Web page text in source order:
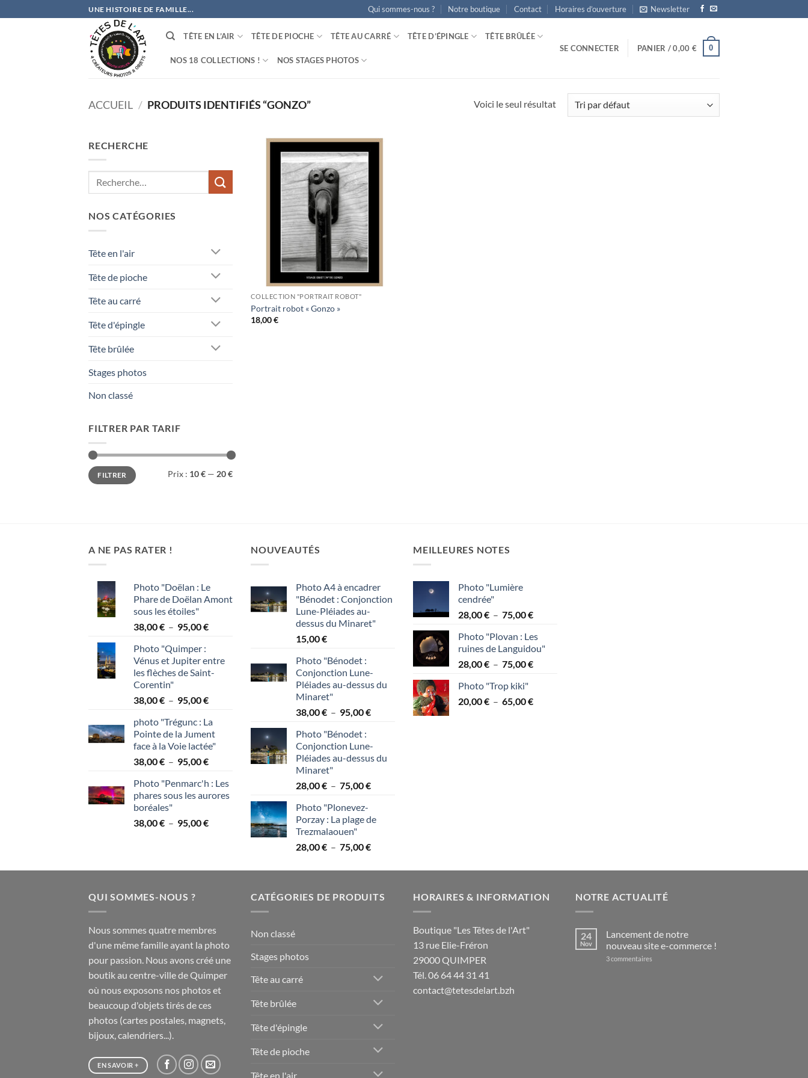
au
UNE HISTOIRE DE FAMILLE... Qui sommes-nous ? Notre boutique Contact Horaires d’ouverture Newsletter
TÊTE EN L’AIR TÊTE DE PIOCHE TÊTE AU CARRÉ TÊTE D’ÉPINGLE TÊTE BRÛLÉE
NOS 18 COLLECTIONS ! NOS STAGES PHOTOS
SE CONNECTER PANIER /0,00 € 0
ACCUEIL / PRODUITS IDENTIFIÉS “GONZO” Voici le seul résultat
RECHERCHE
NOS CATÉGORIES
Tête en l'air
Tête de pioche
Tête au carré
Tête d'épingle
Tête brûlée
Stages photos
Non classé
FILTRER PAR TARIF
Prix
min
Prix
maxFILTRER Prix : 10 € — 20 €
Ajouter
wishlist
COLLECTION "PORTRAIT ROBOT"
Portrait robot « Gonzo »
18,00€
A NE PAS RATER !
Photo "Doëlan : Le
Phare de Doëlan Amont
sous les étoiles"
38,00€ – 95,00€Plage
38,00 €
à
Photo "Quimper :
Vénus et Jupiter entre
les flèches de Saint-
Corentin"
38,00€ – 95,00€Plage
prix :
38,00 €
à
95,00 €
photo "Trégunc : La
Pointe de la Jument
face à la Voie lactée"
38,00€ – 95,00€Plage
prix :
38,00 €
95,00 €
Photo "Penmarc'h : Les
phares sous les aurores
boréales"
38,00€ – 95,00€Plage
à
NOUVEAUTÉS
Photo A4 à encadrer
"Bénodet : Conjonction
Lune-Pléiades au-
dessus du Minaret"
15,00€
Photo "Bénodet :
Conjonction Lune-
Pléiades au-dessus du
Minaret"
38,00€ – 95,00€Plage
38,00 €
à
Photo "Bénodet :
Conjonction Lune-
Pléiades au-dessus du
Minaret"
28,00€ – 75,00€Plage
28,00 €
75,00 €
Photo "Plonevez-
Porzay : La plage de
Trezmalaouen"
28,00€ – 75,00€Plage
prix :
à
MEILLEURES NOTES
Photo "Lumière
cendrée"
28,00€ – 75,00€Plage
prix :
28,00 €
à
Photo "Plovan : Les
ruines de Languidou"
28,00€ – 75,00€Plage
28,00 €
Photo "Trop kiki"
20,00€ – 65,00€Plage
QUI SOMMES-NOUS ?
Nous sommes quatre membres
d'une même famille ayant la photo
pour passion. Nous avons créé une
boutik au centre-ville de Quimper
où nous exposons nos photos et
beaucoup d'objets tirés de ces
photos (cartes postales, magnets,
bijoux, calendriers...).
EN SAVOIR +
CATÉGORIES DE PRODUITS
Non classé
Stages photos
Tête au carré
Tête brûlée
Tête d'épingle
Tête de pioche
Tête en l'air
HORAIRES & INFORMATION
Boutique "Les Têtes de l'Art"
13 rue Elie-Fréron
29000 QUIMPER
Tél. 06 64 44 31 41
contact@tetesdelart.bzh
NOTRE ACTUALITÉ
24
Nov
Lancement de notre
nouveau site e-commerce !
3 commentaires